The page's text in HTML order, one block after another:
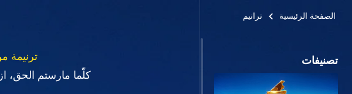
الصفحة الرئيسية ترانيم
تصنيفات
ترنيمة
كلّما مارستم الحق،